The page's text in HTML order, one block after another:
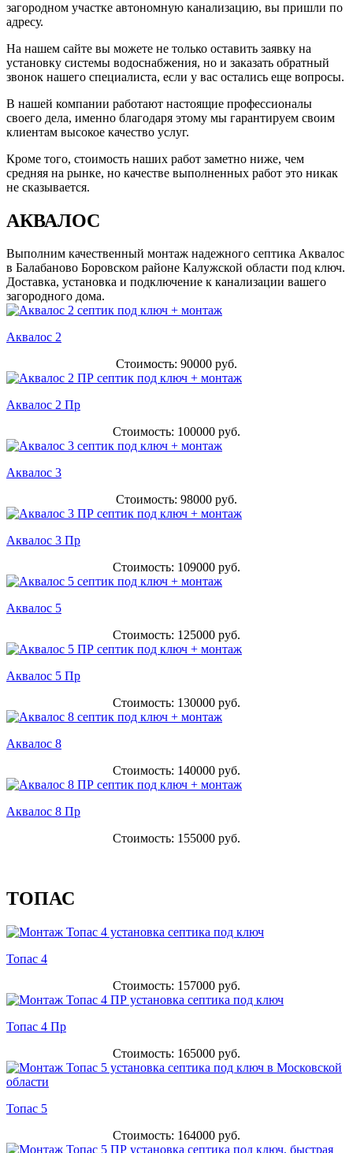
загородном участке автономную канализацию, вы пришли по
адресу.
На нашем сайте вы можете не только оставить заявку на
установку системы водоснабжения, но и заказать обратный
звонок нашего специалиста, если у вас остались еще вопросы.
В нашей компании работают настоящие профессионалы
своего дела, именно благодаря этому мы гарантируем своим
клиентам высокое качество услуг.
Кроме того, стоимость наших работ заметно ниже, чем
средняя на рынке, но качестве выполненных работ это никак
не сказывается.
АКВАЛОС
Выполним качественный монтаж надежного септика Аквалос
в Балабаново Боровском районе Калужской области под ключ.
Доставка, установка и подключение к канализации вашего
загородного дома.
Аквалос 2
Стоимость: 90000 руб.
Аквалос 2 Пр
Стоимость: 100000 руб.
Аквалос 3
Стоимость: 98000 руб.
Аквалос 3 Пр
Стоимость: 109000 руб.
Аквалос 5
Стоимость: 125000 руб.
Аквалос 5 Пр
Стоимость: 130000 руб.
Аквалос 8
Стоимость: 140000 руб.
Аквалос 8 Пр
Стоимость: 155000 руб.
ТОПАС
Топас 4
Стоимость: 157000 руб.
Топас 4 Пр
Стоимость: 165000 руб.
Топас 5
Стоимость: 164000 руб.